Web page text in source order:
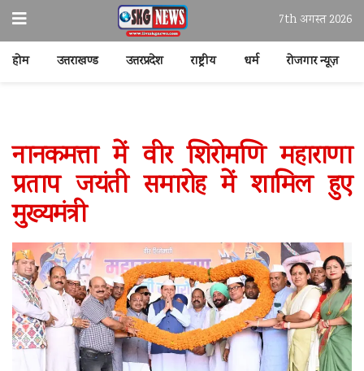
7th अगस्त 2026
होम उत्तराखण्ड उत्तरप्रदेश राष्ट्रीय धर्म रोजगार न्यूज़
नानकमत्ता में वीर शिरोमणि महाराणा
प्रताप जयंती समारोह में शामिल हुए
मुख्यमंत्री